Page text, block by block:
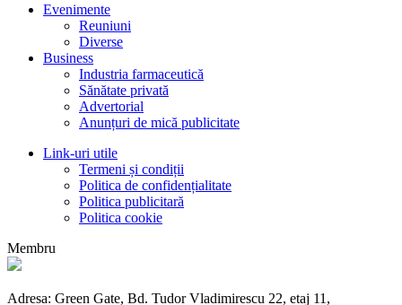
Evenimente
Reuniuni
Diverse
Business
Industria farmaceutică
Sănătate privată
Advertorial
Anunțuri de mică publicitate
Link-uri utile
Termeni și condiții
Politica de confidențialitate
Politica publicitară
Politica cookie
Membru
Adresa: Green Gate, Bd. Tudor Vladimirescu 22, etaj 11,